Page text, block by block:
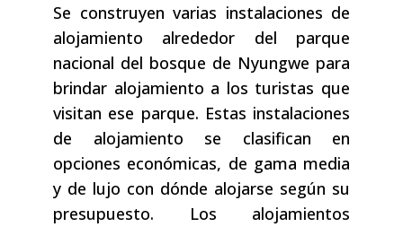
Se construyen varias instalaciones de
alojamiento alrededor del parque
nacional del bosque de Nyungwe para
brindar alojamiento a los turistas que
visitan ese parque. Estas instalaciones
de alojamiento se clasifican en
opciones económicas, de gama media
y de lujo con dónde alojarse según su
presupuesto. Los alojamientos